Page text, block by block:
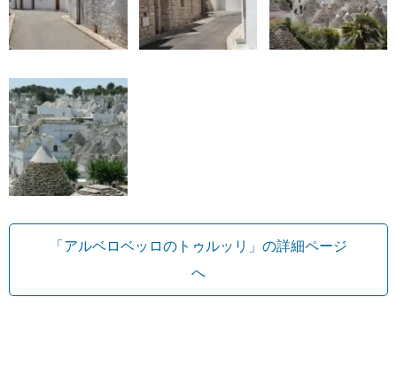
「アルベロベッロのトゥルッリ」の詳細ページ
へ